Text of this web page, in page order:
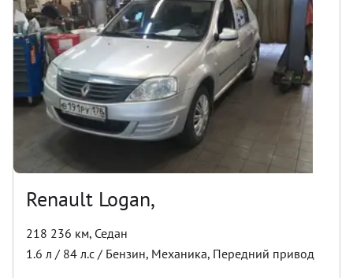
Renault Logan,
218 236 км, Седан
1.6 л / 84 л.с / Бензин, Механика, Передний привод